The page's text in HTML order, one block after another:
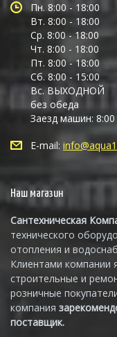
Пн. 8:00 - 18:00
Вт. 8:00 - 18:00
Ср. 8:00 - 18:00
Чт. 8:00 - 18:00
Пт. 8:00 - 18:00
Сб. 8:00 - 15:00
Вс. ВЫХОДНОЙ
без обеда
Заезд машин:
E-mail:
Наш магазин
Сантехническая
технического
отопления и
Клиентами компании
строительные и
розничные
компания
поставщик.